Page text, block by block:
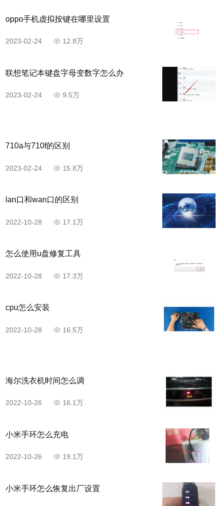
oppo手机虚拟按键在哪里设置
2023-02-24 12.8万
联想笔记本键盘字母变数字怎么办
2023-02-24 9.5万
710a与710f的区别
2023-02-24 15.8万
lan口和wan口的区别
2022-10-28 17.1万
怎么使用u盘修复工具
2022-10-28 17.3万
cpu怎么安装
2022-10-28 16.5万
海尔洗衣机时间怎么调
2022-10-26 16.1万
小米手环怎么充电
2022-10-26 19.1万
小米手环怎么恢复出厂设置